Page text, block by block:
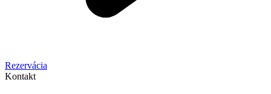
Rezervácia
Kontakt